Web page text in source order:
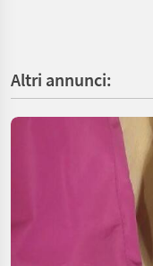
Altri annunci: